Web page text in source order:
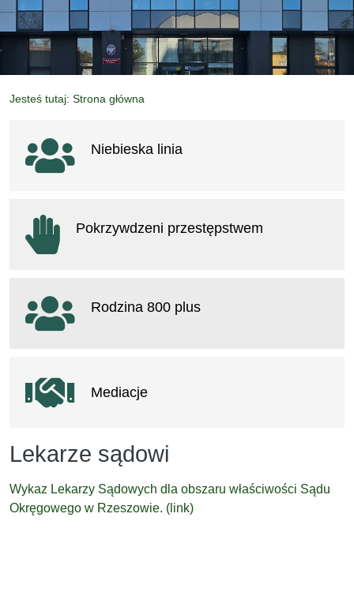
Jesteś tutaj: Strona główna
Lekarze sądowi
Wykaz Lekarzy Sądowych dla obszaru właściwości Sądu
Okręgowego w Rzeszowie. (link)
Ważne linki
Niebieska linia
Pokrzywdzeni przestępstwem
Rodzina 800 plus
Mediacje